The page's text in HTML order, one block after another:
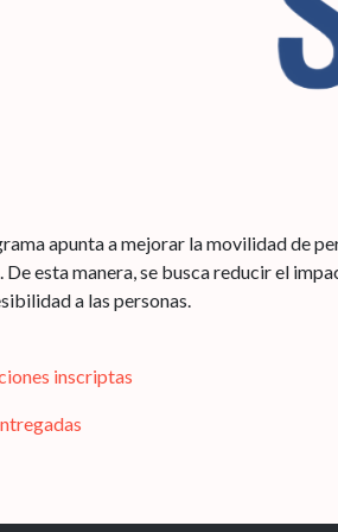
apunta a mejorar la movilidad de
De esta manera, se busca reducir el
a las personas.
inscriptas